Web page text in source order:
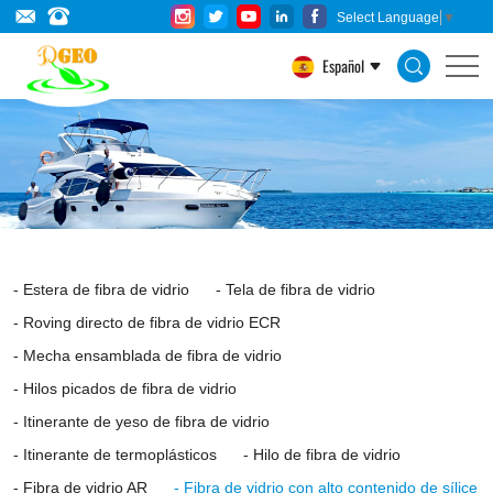
Select Language ▼
Español
High
silica
glass
fiber
is
a
of
high
temperature
resistant
inorganic
fiber,
Estera de fibra de vidrio
Tela de fibra de vidrio
Roving directo de fibra de vidrio ECR
Mecha ensamblada de fibra de vidrio
Hilos picados de fibra de vidrio
Itinerante de yeso de fibra de vidrio
Itinerante de termoplásticos
Hilo de fibra de vidrio
Fibra de vidrio AR
Fibra de vidrio con alto contenido de sílice